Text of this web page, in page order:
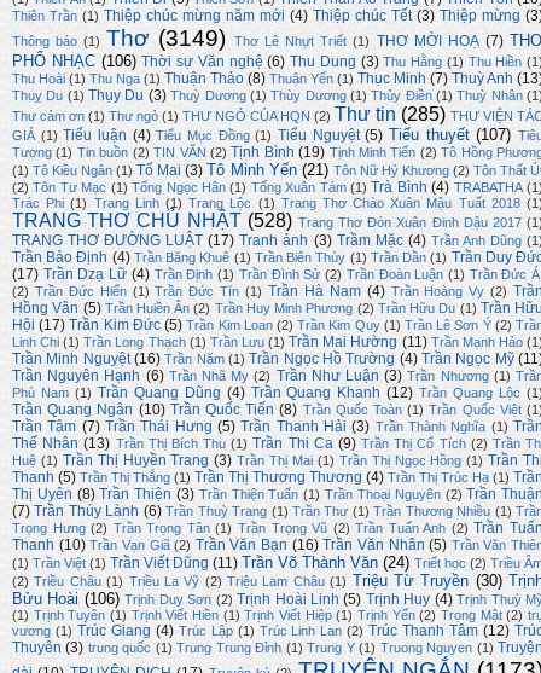
Thiên Trần (1) Thiệp chúc mừng năm mới (4) Thiệp chúc Tết (3) Thiệp mừng
Thông báo (1) Thơ (3149) Thơ Lê Nhựt Triết (1) THƠ MỜI HOẠ (7)
PHỔ NHẠC (106) Thời sự Văn nghệ (6) Thu Dung (3) Thu Hằng (1) Thu Hiền
Thu Hoài (1) Thu Nga (1) Thuận Thảo (8) Thuận Yến (1) Thục Minh (7) Thuỳ Anh
Thuỵ Du (1) Thụy Du (3) Thuỳ Dương (1) Thùy Dương (1) Thủy Điền (1) Thuỳ Nhân
Thư cảm ơn (1) Thư ngỏ (1) THƯ NGỎ CỦA HQN (2) Thư tin (285) THƯ VIỆN
GIẢ (1) Tiểu luận (4) Tiểu Mục Đồng (1) Tiểu Nguyệt (5) Tiểu thuyết (107)
Tương (1) Tin buồn (2) TIN VĂN (2) Tịnh Bình (19) Tịnh Minh Tiến (2) Tô Hồng
(1) Tô Kiều Ngân (1) Tố Mai (3) Tô Minh Yến (21) Tôn Nữ Hỷ Khương (2) Tôn Thất
(2) Tôn Tư Mạc (1) Tống Ngọc Hân (1) Tống Xuân Tám (1) Trà Bình (4) TRABATHA
Trác Phi (1) Trang Linh (1) Trang Lộc (1) Trang Thơ Chào Xuân Mậu Tuất 2018
TRANG THƠ CHỦ NHẬT (528) Trang Thơ Đón Xuân Đinh Dậu 2017
TRANG THƠ ĐƯỜNG LUẬT (17) Tranh ảnh (3) Trầm Mặc (4) Trần Anh Dũng
Trần Bảo Định (4) Trần Băng Khuê (1) Trần Biên Thùy (1) Trần Dần (1) Trần Duy
(17) Trần Dzạ Lữ (4) Trần Định (1) Trần Đình Sử (2) Trần Đoàn Luận (1) Trần Đức
(2) Trần Đức Hiển (1) Trần Đức Tín (1) Trần Hà Nam (4) Trần Hoàng Vy (2)
Hồng Vân (5) Trần Huiền Ân (2) Trần Huy Minh Phương (2) Trần Hữu Du (1) Trần
Hội (17) Trần Kim Đức (5) Trần Kim Loan (2) Trần Kim Quy (1) Trần Lê Sơn Ý (2)
Linh Chi (1) Trần Long Thạch (1) Trần Lưu (1) Trần Mai Hường (11) Trần Mạnh Hảo
Trần Minh Nguyệt (16) Trần Năm (1) Trần Ngọc Hồ Trường (4) Trần Ngọc Mỹ
Trần Nguyên Hạnh (6) Trần Nhã My (2) Trần Như Luận (3) Trần Nhương (1)
Phù Nam (1) Trần Quang Dũng (4) Trần Quang Khanh (12) Trần Quang Lộc
Trần Quang Ngân (10) Trần Quốc Tiến (8) Trần Quốc Toàn (1) Trần Quốc Việt
Trần Tâm (7) Trần Thái Hưng (5) Trần Thanh Hải (3) Trần Thành Nghĩa (1)
Thế Nhân (13) Trần Thị Bích Thu (1) Trần Thi Ca (9) Trần Thị Cổ Tích (2) Trần
Huệ (1) Trần Thị Huyền Trang (3) Trần Thị Mai (1) Trần Thị Ngọc Hồng (1) Trần
Thanh (5) Trần Thị Thắng (1) Trần Thị Thương Thương (4) Trần Thị Trúc Hạ (1)
Thị Uyên (8) Trần Thiện (3) Trần Thiện Tuấn (1) Trần Thoại Nguyên (2) Trần
(7) Trần Thúy Lành (6) Trần Thuỳ Trang (1) Trần Thư (1) Trần Thương Nhiều (1)
Trọng Hưng (2) Trần Trọng Tân (1) Trần Trọng Vũ (2) Trần Tuấn Anh (2) Trần
Thanh (10) Trần Vạn Giã (2) Trần Văn Bạn (16) Trần Văn Nhân (5) Trần Văn
(1) Trần Việt (1) Trần Viết Dũng (11) Trần Võ Thành Văn (24) Triết học (2) Triều
(2) Triều Châu (1) Triều La Vỹ (2) Triệu Lam Châu (1) Triệu Từ Truyền (30)
Bửu Hoài (106) Trịnh Duy Sơn (2) Trịnh Hoài Linh (5) Trịnh Huy (4) Trịnh Thuỳ
(1) Trịnh Tuyên (1) Trịnh Viết Hiền (1) Trịnh Viết Hiệp (1) Trịnh Yến (2) Trọng Mật (2)
vương (1) Trúc Giang (4) Trúc Lập (1) Trúc Linh Lan (2) Trúc Thanh Tâm (12)
Thuyên (3) trung quốc (1) Trung Trung Đỉnh (1) Trung Y (1) Truong Nguyen (1)